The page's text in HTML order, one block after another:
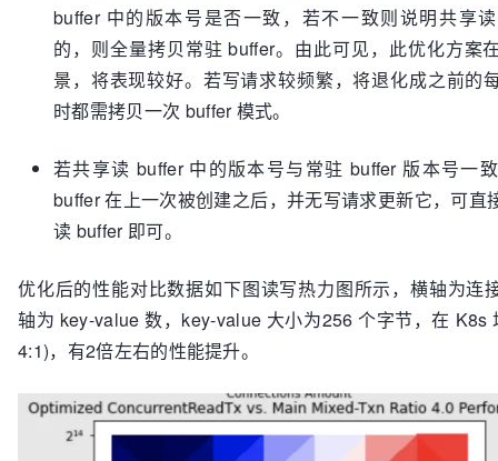
buffer 中的版本号是否一致，若不一致则说明共享
的，则全量拷贝常驻 buffer。由此可见，此优化方案
景，将表现较好。若写请求较频繁，将退化成之前的
时都需拷贝一次 buffer 模式。
若共享读 buffer 中的版本号与常驻 buffer 版本号一
buffer 在上一次被创建之后，并无写请求更新它，可直
读 buffer 即可。
优化后的性能对比数据如下图读写热力图所示，横轴为连
轴为 key-value 数，key-value 大小为256 个字节，在 K8s
4:1)，有2倍左右的性能提升。